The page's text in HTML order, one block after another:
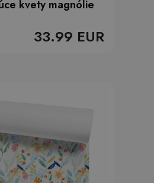
kvety magnólie
33.99 EUR